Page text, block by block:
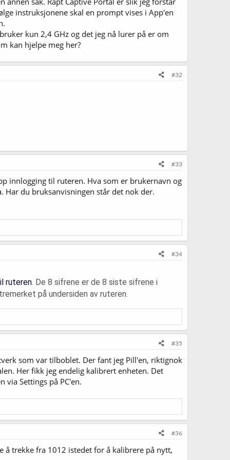
instruksjonene skal en prompt vises i App'en
kun 2,4 GHz og det jeg nå lurer på er om
kan hjelpe meg her?
#32
#33
innlogging til ruteren. Hva som er brukernavn og
Har du bruksanvisningen står det nok der.
#34
ruteren. De 8 sifrene er de 8 siste sifrene i
på undersiden av ruteren.
#35
som var tilboblet. Der fant jeg Pill'en, riktignok
Her fikk jeg endelig kalibrert enheten. Det
via Settings på PC'en.
#36
å trekke fra 1012 istedet for å kalibrere på nytt,